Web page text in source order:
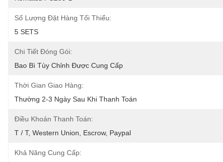
Số Lượng Đặt Hàng Tối Thiểu:
5 SETS
Chi Tiết Đóng Gói:
Bao Bì Tùy Chỉnh Được Cung Cấp
Thời Gian Giao Hàng:
Thường 2-3 Ngày Sau Khi Thanh Toán
Điều Khoản Thanh Toán:
T / T, Western Union, Escrow, Paypal
Khả Năng Cung Cấp: